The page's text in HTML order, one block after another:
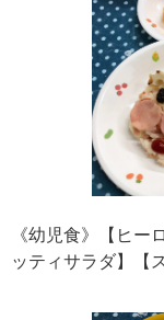
《幼児食》【ヒー
ッティサラダ】【